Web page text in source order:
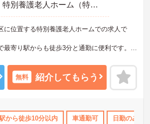
通費支給
特別養護老人ホーム（特養）
に位置する特別養護老人ホームでの求人で
最寄り駅からも徒歩3分と通勤に便利です。
無料 紹介してもらう
から徒歩10分以内 車通勤可 日勤のみ